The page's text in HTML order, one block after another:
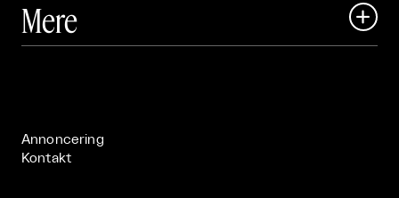
 Art Matter Festival
Mere 
Annoncering
Kontakt